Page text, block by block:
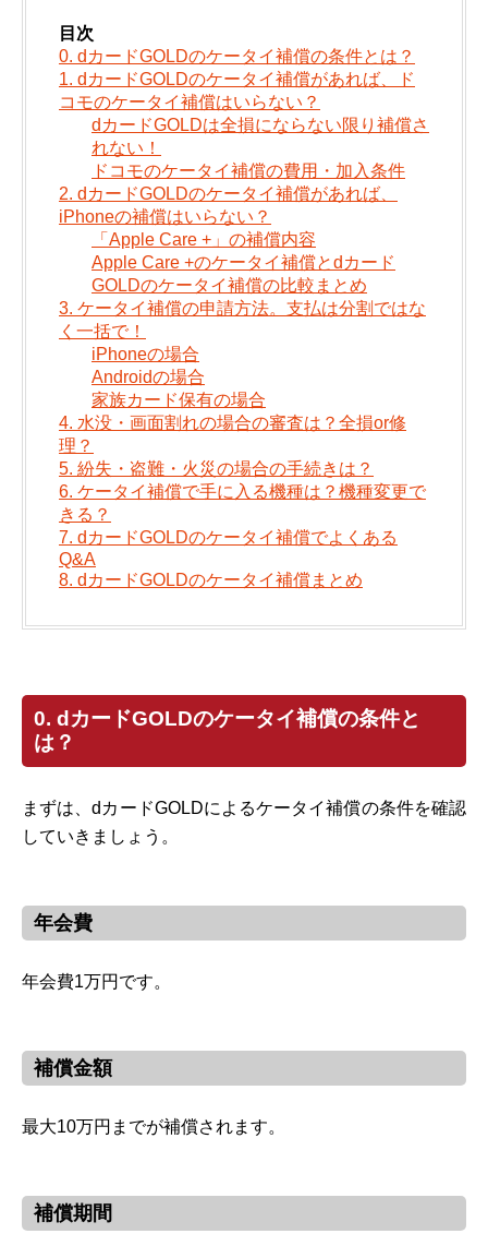
目次
0. dカードGOLDのケータイ補償の条件とは？
1. dカードGOLDのケータイ補償があれば、ド
コモのケータイ補償はいらない？
dカードGOLDは全損にならない限り補償さ
れない！
ドコモのケータイ補償の費用・加入条件
2. dカードGOLDのケータイ補償があれば、
iPhoneの補償はいらない？
「Apple Care +」の補償内容
Apple Care +のケータイ補償とdカード
GOLDのケータイ補償の比較まとめ
3. ケータイ補償の申請方法。支払は分割ではな
く一括で！
iPhoneの場合
Androidの場合
家族カード保有の場合
4. 水没・画面割れの場合の審査は？全損or修
理？
5. 紛失・盗難・火災の場合の手続きは？
6. ケータイ補償で手に入る機種は？機種変更で
きる？
7. dカードGOLDのケータイ補償でよくある
Q&A
8. dカードGOLDのケータイ補償まとめ
0. dカードGOLDのケータイ補償の条件と
は？
まずは、dカードGOLDによるケータイ補償の条件を確認
していきましょう。
年会費
年会費1万円です。
補償金額
最大10万円までが補償されます。
補償期間